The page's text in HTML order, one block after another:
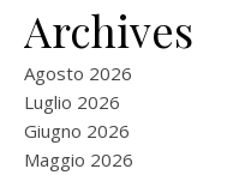
Archives
Agosto 2026
Luglio 2026
Giugno 2026
Maggio 2026